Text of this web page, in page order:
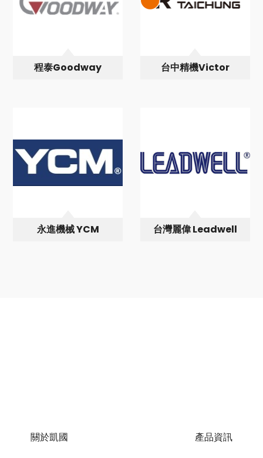
程泰Goodway 台中精機Victor
永進機械 YCM 台灣麗偉 Leadwell
關於凱國
產品資訊